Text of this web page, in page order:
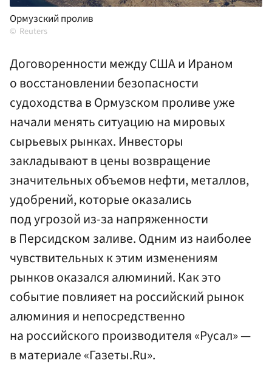
Ормузский пролив
Reuters
Договоренности между США и Ираном
о восстановлении безопасности
судоходства в Ормузском проливе уже
начали менять ситуацию на мировых
сырьевых рынках. Инвесторы
закладывают в цены возвращение
значительных объемов нефти, металлов,
удобрений, которые оказались
под угрозой из-за напряженности
в Персидском заливе. Одним из наиболее
чувствительных к этим изменениям
рынков оказался алюминий. Как это
событие повлияет на российский рынок
алюминия и непосредственно
на российского производителя «Русал» —
в материале «Газеты.Ru».